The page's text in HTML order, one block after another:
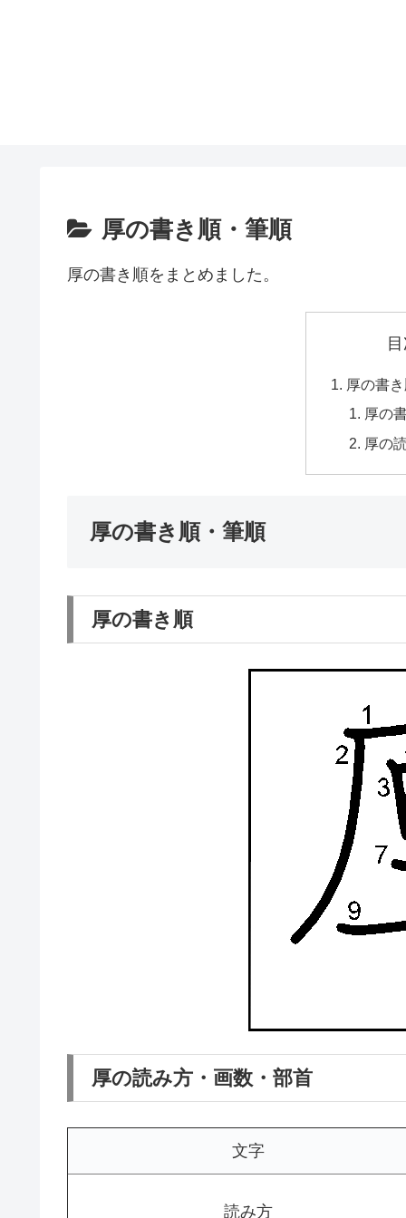
厚の書き順・筆順
厚の書き順をまとめました。
厚の書
厚の
厚の
厚の書き順・筆順
厚の書き順
厚の読み方・画数・部首
文字
読み方